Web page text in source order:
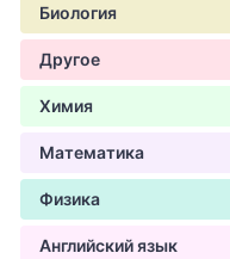
Биология
Другое
Химия
Математика
Физика
Английский язык